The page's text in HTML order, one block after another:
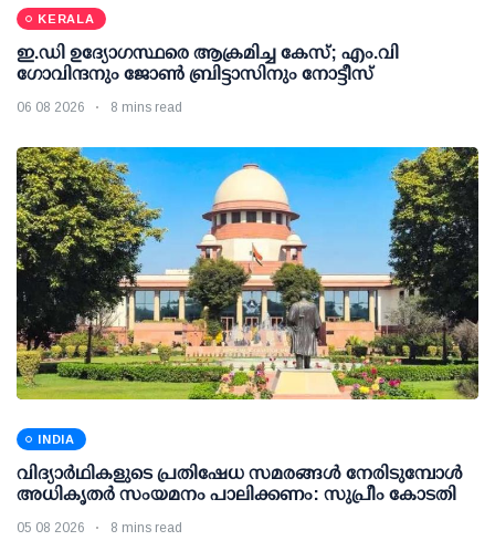
KERALA
ഇ.ഡി ഉദ്യോഗസ്ഥരെ ആക്രമിച്ച കേസ്; എം.വി
ഗോവിന്ദനും ജോണ്‍ ബ്രിട്ടാസിനും നോട്ടീസ്
06 08 2026 8 mins read
INDIA
വിദ്യാര്‍ഥികളുടെ പ്രതിഷേധ സമരങ്ങള്‍ നേരിടുമ്പോള്‍
അധികൃതര്‍ സംയമനം പാലിക്കണം: സുപ്രീം കോടതി
05 08 2026 8 mins read